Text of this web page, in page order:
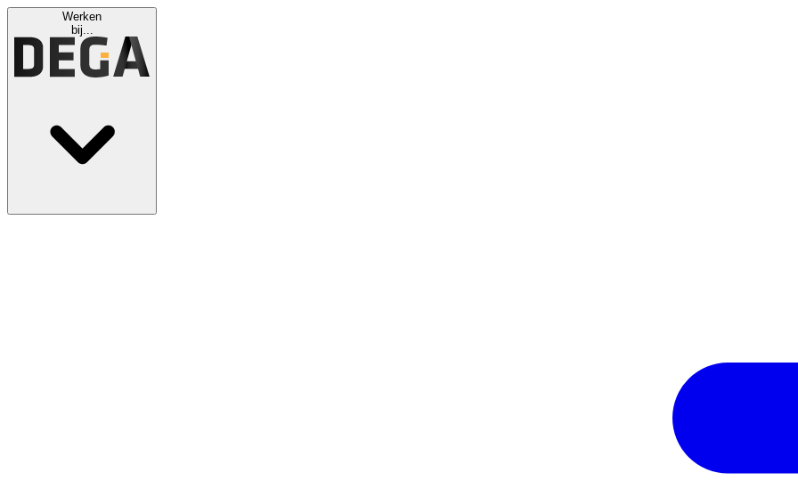
Werken
bij...